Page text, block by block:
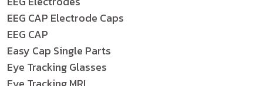
EEG CAP Electrode Caps
EEG CAP
Easy Cap Single Parts
Eye Tracking Glasses